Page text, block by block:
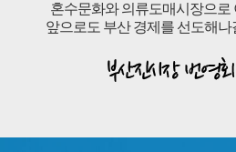
혼수문화와 의류도매시장으로
앞으로도 부산 경제를 선도해